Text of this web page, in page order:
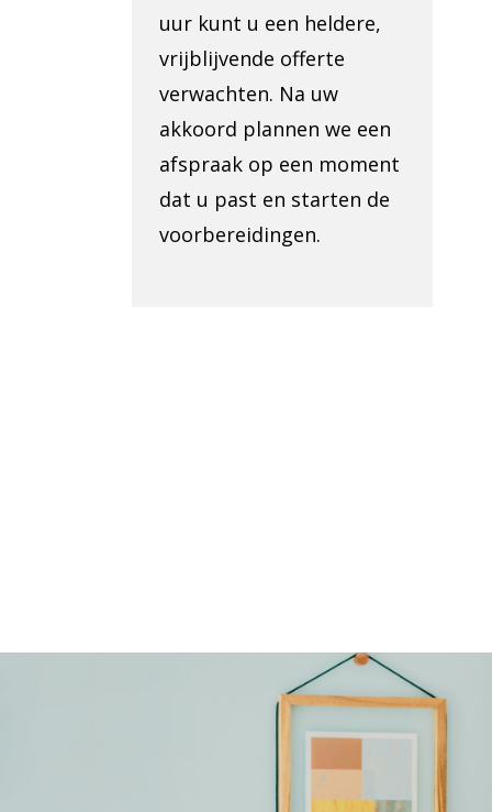
uur kunt u een heldere,
vrijblijvende offerte
verwachten. Na uw
akkoord plannen we een
afspraak op een moment
dat u past en starten de
voorbereidingen.